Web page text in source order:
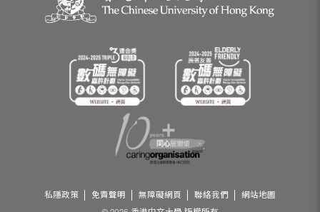
私隱政策 免責聲明 無障礙網頁 聯絡我們
網站地圖